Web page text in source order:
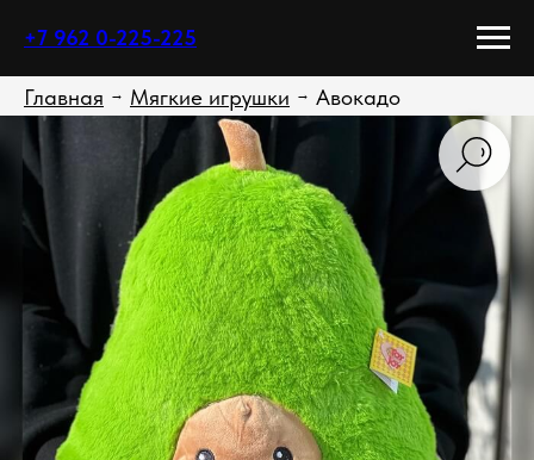
+7 962 0-225-225
Главная → Мягкие игрушки → Авокадо